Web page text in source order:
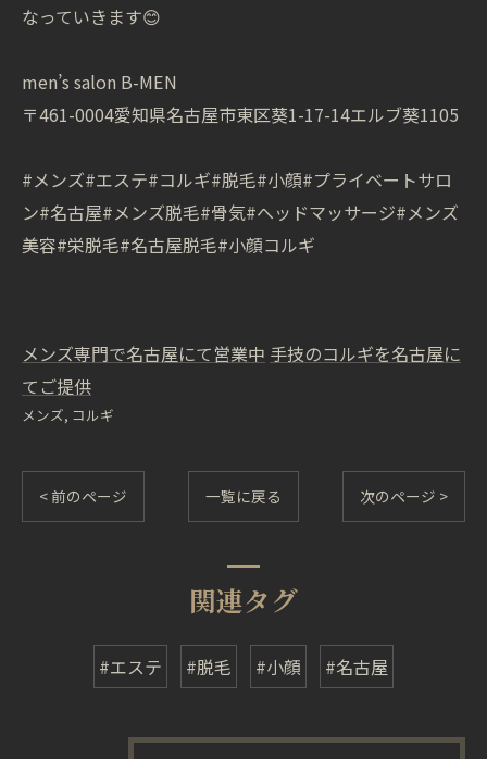
なっていきます😊
men’s salon B-MEN
〒461-0004愛知県名古屋市東区葵1-17-14エルブ葵1105
#メンズ#エステ#コルギ#脱毛#小顔#プライベートサロ
ン#名古屋#メンズ脱毛#骨気#へッドマッサージ#メンズ
美容#栄脱毛#名古屋脱毛#小顔コルギ
メンズ専門で名古屋にて営業中 手技のコルギを名古屋に
てご提供
メンズ コルギ
< 前のページ 一覧に戻る 次のページ >
関連タグ
#エステ #脱毛 #小顔 #名古屋